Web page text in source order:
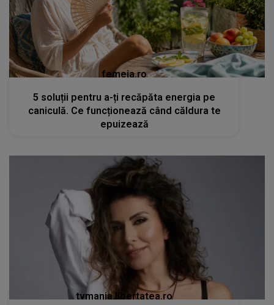
femeia.ro
5 soluții pentru a-ți recăpăta energia pe
caniculă. Ce funcționează când căldura te
epuizează
tvmania.libertatea.ro